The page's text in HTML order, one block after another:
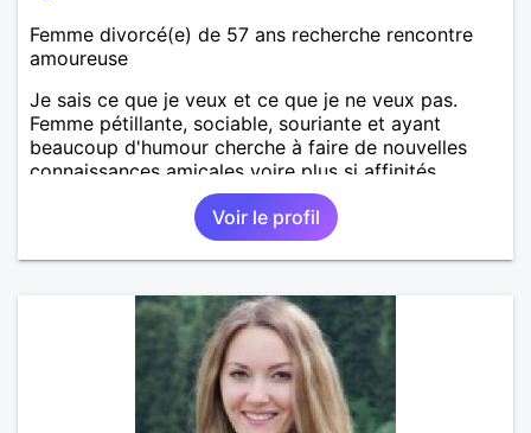
Femme divorcé(e) de 57 ans recherche rencontre
amoureuse
Je sais ce que je veux et ce que je ne veux pas.
Femme pétillante, sociable, souriante et ayant
beaucoup d'humour cherche à faire de nouvelles
connaissances amicales voire plus si affinités.
Voir le profil